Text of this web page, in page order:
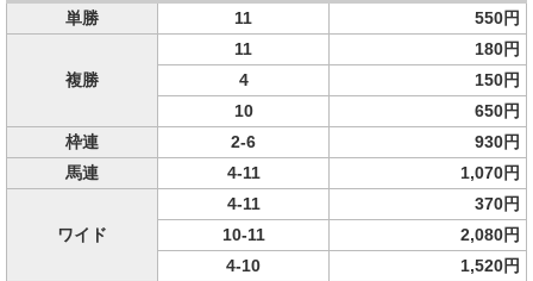
単勝 11 550円
複勝
11
180円
4
150円
10
650円
枠連
2-6
930円
馬連
4-11 1,070円
ワイド
4-11
370円
10-11
2,080円
4-10
1,520円